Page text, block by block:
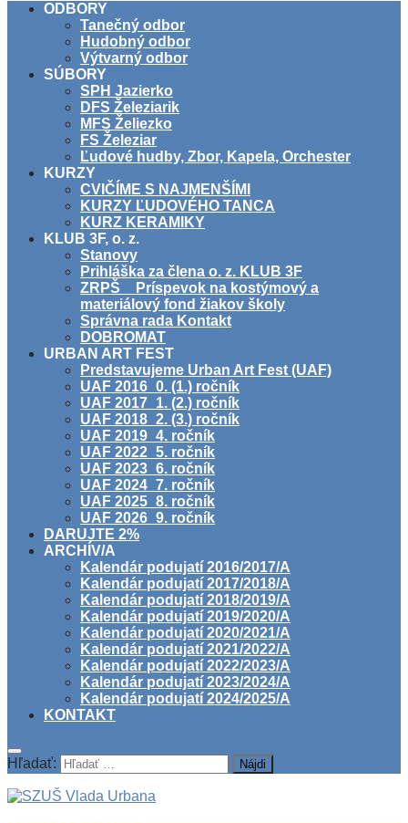
ODBORY
Tanečný odbor
Hudobný odbor
Výtvarný odbor
SÚBORY
SPH Jazierko
DFS Železiarik
MFS Želiezko
FS Železiar
Ľudové hudby, Zbor, Kapela, Orchester
KURZY
CVIČÍME S NAJMENŠÍMI
KURZY ĽUDOVÉHO TANCA
KURZ KERAMIKY
KLUB 3F, o. z.
Stanovy
Prihláška za člena o. z. KLUB 3F
ZRPŠ _ Príspevok na kostýmový a
materiálový fond žiakov školy
Správna rada Kontakt
DOBROMAT
URBAN ART FEST
Predstavujeme Urban Art Fest (UAF)
UAF 2016_0. (1.) ročník
UAF 2017_1. (2.) ročník
UAF 2018_2. (3.) ročník
UAF 2019_4. ročník
UAF 2022_5. ročník
UAF 2023_6. ročník
UAF 2024_7. ročník
UAF 2025_8. ročník
UAF 2026_9. ročník
DARUJTE 2%
ARCHÍV/A
Kalendár podujatí 2016/2017/A
Kalendár podujatí 2017/2018/A
Kalendár podujatí 2018/2019/A
Kalendár podujatí 2019/2020/A
Kalendár podujatí 2020/2021/A
Kalendár podujatí 2021/2022/A
Kalendár podujatí 2022/2023/A
Kalendár podujatí 2023/2024/A
Kalendár podujatí 2024/2025/A
KONTAKT
Hľadať: